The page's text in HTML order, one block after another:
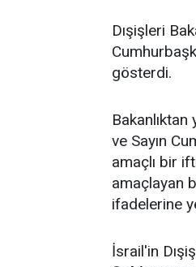
Dışişleri
gösterdi.
Bakanlıktan
ve Sayın
amaçlı bir
amaçlayan
ifadelerine
İsrail'in